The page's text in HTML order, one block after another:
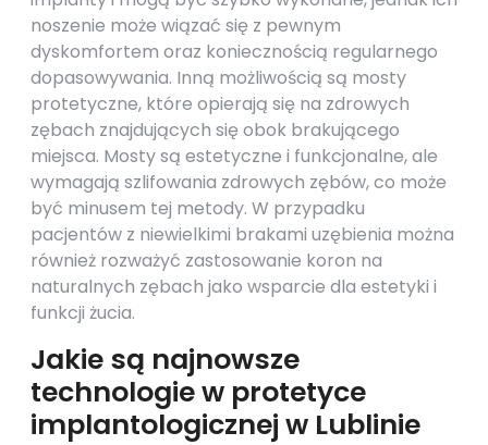
noszenie może wiązać się z pewnym
dyskomfortem oraz koniecznością regularnego
dopasowywania. Inną możliwością są mosty
protetyczne, które opierają się na zdrowych
zębach znajdujących się obok brakującego
miejsca. Mosty są estetyczne i funkcjonalne, ale
wymagają szlifowania zdrowych zębów, co może
być minusem tej metody. W przypadku
pacjentów z niewielkimi brakami uzębienia można
również rozważyć zastosowanie koron na
naturalnych zębach jako wsparcie dla estetyki i
funkcji żucia.
Jakie są najnowsze
technologie w protetyce
implantologicznej w Lublinie